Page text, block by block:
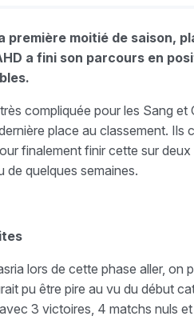
première moitié de saison,
a fini son parcours en
compliquée pour les Sang et
place au classement. Ils
finalement finir cette sur
de quelques semaines.
lors de cette phase aller, on
pu être pire au vu du début
3 victoires, 4 matchs nuls